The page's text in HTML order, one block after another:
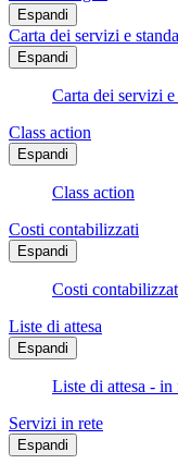
Espandi
Carta dei servizi e
Espandi
Carta dei servizi
Class action
Espandi
Class action
Costi contabilizzati
Espandi
Costi
Liste di attesa
Espandi
Liste di attesa -
Servizi in rete
Espandi